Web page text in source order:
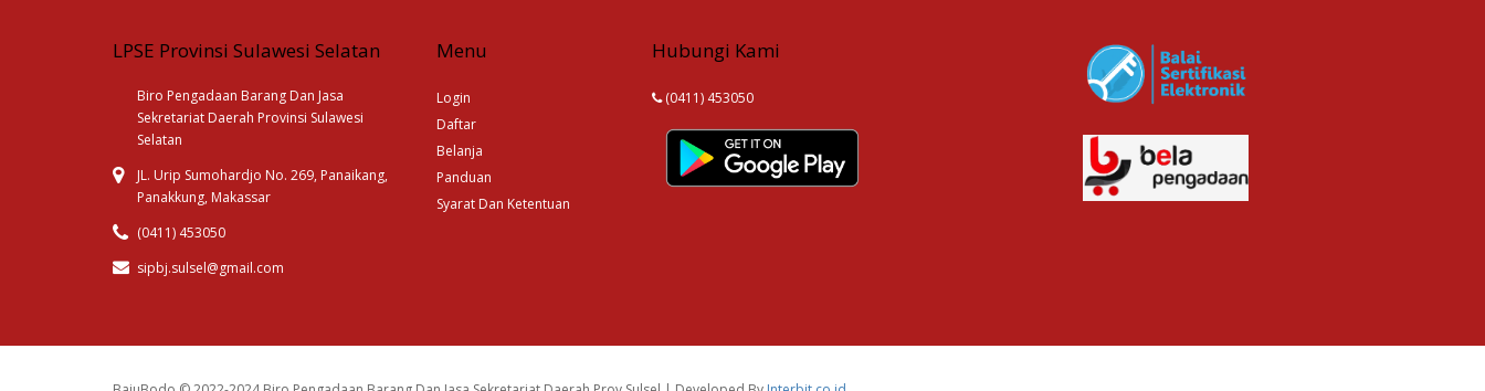
LPSE Provinsi Sulawesi Selatan
Biro Pengadaan Barang Dan Jasa
Sekretariat Daerah Provinsi Sulawesi
Selatan
JL. Urip Sumohardjo No. 269, Panaikang,
Panakkung, Makassar
(0411) 453050
sipbj.sulsel@gmail.com
Menu
Login
Daftar
Belanja
Panduan
Syarat Dan Ketentuan
Hubungi Kami
(0411) 453050